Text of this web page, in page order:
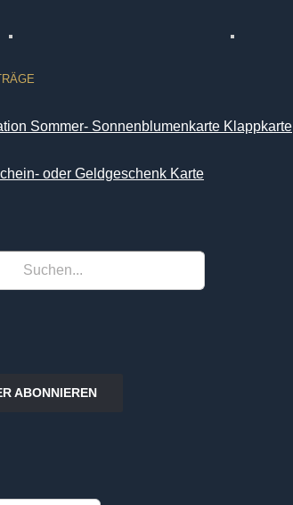
Sommer- Sonnenblumenkarte Klappkarte
oder Geldgeschenk Karte
ABONNIEREN